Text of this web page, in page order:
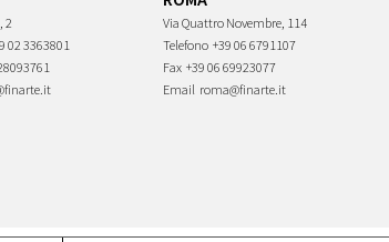
2
02 3363801
Via Quattro Novembre, 114
Telefono +39 06 6791107
Fax +39 06 69923077
Email roma@finarte.it